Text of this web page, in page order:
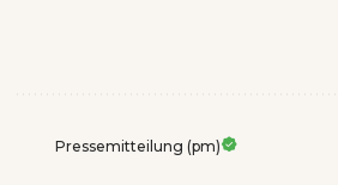
Pressemitteilung (pm)